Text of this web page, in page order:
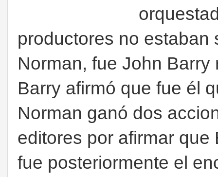
productores no estaban
Norman, fue John
Barry afirmó que fue él
Norman ganó dos
editores por afirmar que
fue posteriormente el